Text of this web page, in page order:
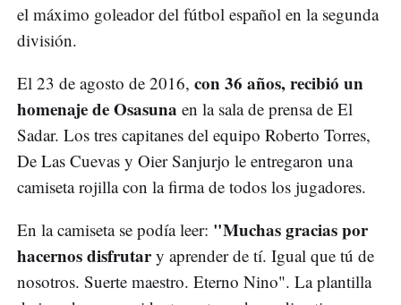
el máximo goleador del fútbol español en la segunda
división.
El 23 de agosto de 2016, con 36 años, recibió un
homenaje de Osasuna en la sala de prensa de El
Sadar. Los tres capitanes del equipo Roberto Torres,
De Las Cuevas y Oier Sanjurjo le entregaron una
camiseta rojilla con la firma de todos los jugadores.
En la camiseta se podía leer: "Muchas gracias por
hacernos disfrutary aprender de tí. Igual que tú de
nosotros. Suerte maestro. Eterno Nino". La plantilla